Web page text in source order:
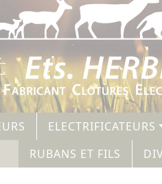
ELECTRIFICATEURS
RUBANS ET FILS